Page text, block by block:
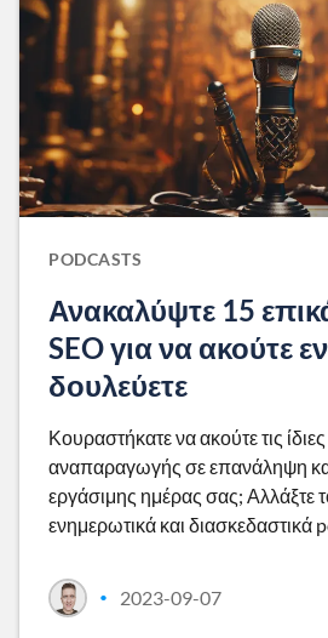
PODCASTS
Ανακαλύψτε 15
SEO για να ακούτε
δουλεύετε
Κουραστήκατε να ακούτε τις
αναπαραγωγής σε επανάληψη
εργάσιμης ημέρας σας; Αλλάξτε
ενημερωτικά και διασκεδαστικά
• 2023-09-07